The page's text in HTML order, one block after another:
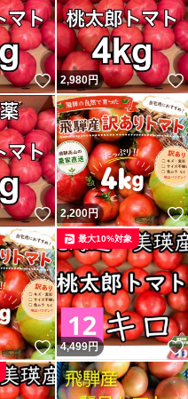
いいね！
2,980円
いいね！
2,200円
いいね！
4,499円
最大10%対象